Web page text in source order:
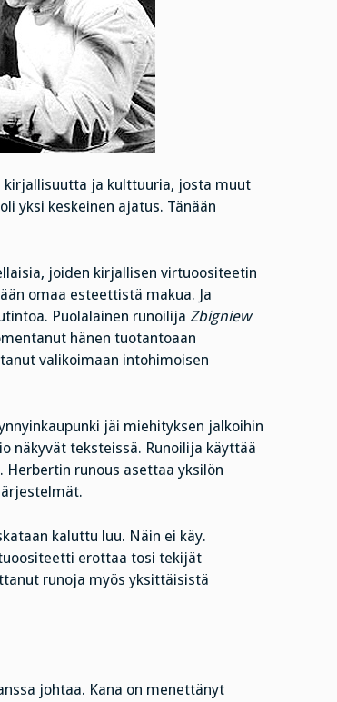
kirjallisuutta ja kulttuuria, josta muut
yksi keskeinen ajatus. Tänään
joiden kirjallisen virtuoositeetin
omaa esteettistä makua. Ja
Puolalainen runoilija Zbigniew
hänen tuotantoaan
valikoimaan intohimoisen
jäi miehityksen jalkoihin
näkyvät teksteissä. Runoilija käyttää
runous asettaa yksilön
kaluttu luu. Näin ei käy.
erottaa tosi tekijät
runoja myös yksittäisistä
johtaa. Kana on menettänyt